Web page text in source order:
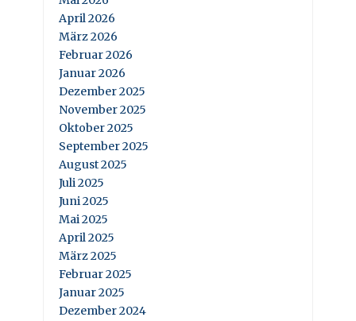
April 2026
März 2026
Februar 2026
Januar 2026
Dezember 2025
November 2025
Oktober 2025
September 2025
August 2025
Juli 2025
Juni 2025
Mai 2025
April 2025
März 2025
Februar 2025
Januar 2025
Dezember 2024